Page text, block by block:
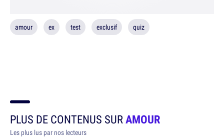
amour ex test exclusif quiz
PLUS DE CONTENUS SURAMOUR
Les plus lus par nos lecteurs